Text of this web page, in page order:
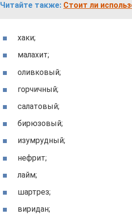
Читайте также: Стоит ли
хаки;
малахит;
оливковый;
горчичный;
салатовый;
бирюзовый;
изумрудный;
нефрит;
лайм;
шартрез;
виридан;